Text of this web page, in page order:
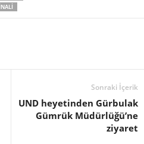
Sonraki İçerik
UND heyetinden Gürbulak
Gümrük Müdürlüğü’ne
ziyaret